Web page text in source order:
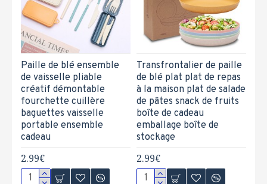
Paille de blé ensemble
de vaisselle pliable
créatif démontable
fourchette cuillère
baguettes vaisselle
portable ensemble
cadeau
2.99€
Transfrontalier de paille
de blé plat plat de repas
à la maison plat de salade
de pâtes snack de fruits
boîte de cadeau
emballage boîte de
stockage
2.99€